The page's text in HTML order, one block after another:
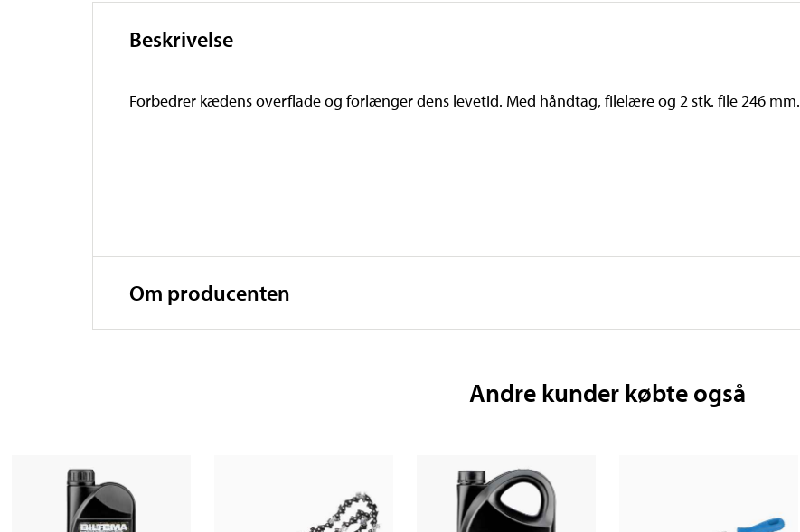
Beskrivelse
Forbedrer kædens overflade og forlænger dens levetid. Med håndtag, filelære og 2 stk. file 246 mm.
Om producenten
Andre kunder købte også